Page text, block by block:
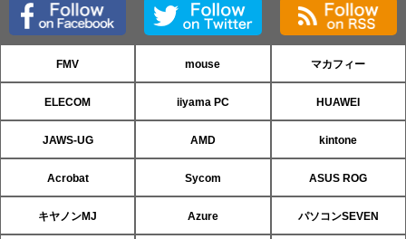
FMV mouse マカフィー
ELECOM iiyama PC HUAWEI
JAWS-UG AMD kintone
Acrobat Sycom ASUS ROG
キヤノンMJ Azure パソコンSEVEN